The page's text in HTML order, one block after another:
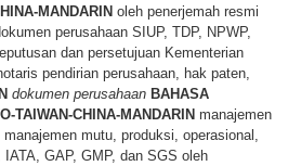
MANDARIN oleh penerjemah resmi
perusahaan SIUP, TDP, NPWP,
dan persetujuan Kementerian
pendirian perusahaan, hak paten,
dokumen perusahaan BAHASA
TAIWAN-CHINA-MANDARIN manajemen
mutu, produksi, operasional,
GAP, GMP, dan SGS oleh